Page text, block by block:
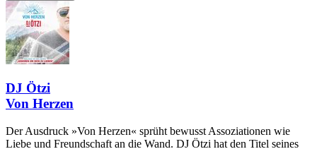
DJ Ötzi
Von Herzen
Der Ausdruck »Von Herzen« sprüht bewusst Assoziationen wie
Liebe und Freundschaft an die Wand. DJ Ötzi hat den Titel seines